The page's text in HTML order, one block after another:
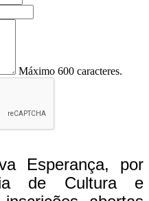
Máximo 600 caracteres.
Esperança, por
de Cultura e